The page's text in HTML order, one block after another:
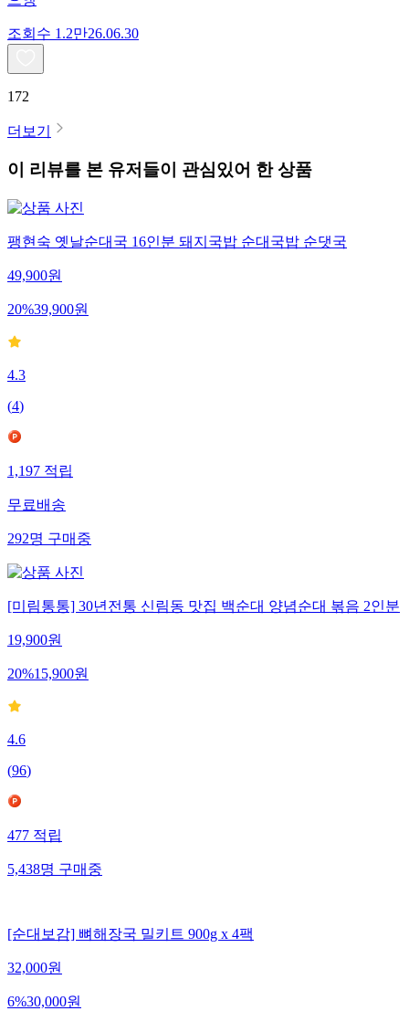
조회수 1.2만26.06.30
172
더보기
이 리뷰를 본 유저들이 관심있어 한 상품
팽현숙 옛날순대국 16인분 돼지국밥 순대국밥 순댓국
49,900원
20%39,900원
4.3
(4)
1,197 적립
무료배송
292명 구매중
[미림통통] 30년전통 신림동 맛집 백순대 양념순대 볶음 2인분
19,900원
20%15,900원
4.6
(96)
477 적립
5,438명 구매중
[순대보감] 뼈해장국 밀키트 900g x 4팩
32,000원
6%30,000원